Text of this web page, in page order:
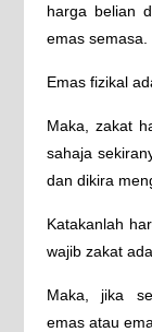
harga belian
emas semasa.
Emas fizikal
Maka, zakat
sahaja
dan dikira
Katakanlah
wajib zakat
Maka, jika
emas atau